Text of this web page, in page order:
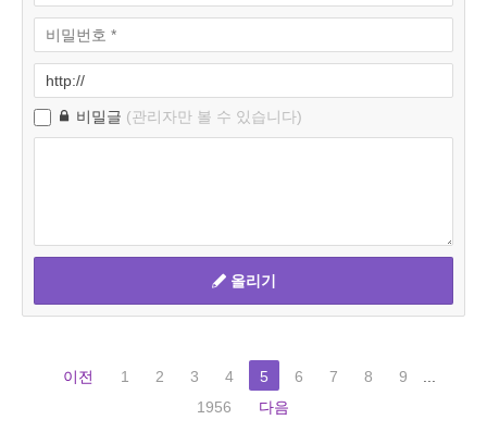
비밀글 (관리자만 볼 수 있습니다)
올리기
이전 1 2 3 4 5 6 7 8 9
...
1956
다음